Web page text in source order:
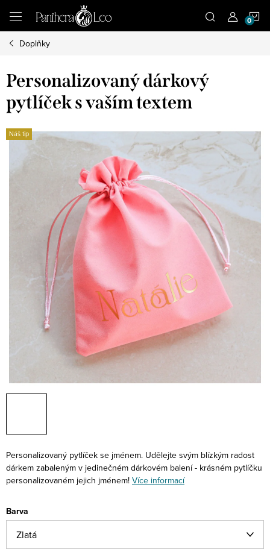
obsah
Doplňky
Personalizovaný dárkový
pytlíček s vaším textem
Náš tip
Personalizovaný pytlíček se jménem. Udělejte svým blízkým radost
dárkem zabaleným v jedinečném dárkovém balení - krásném pytlíčku
personalizovaném jejich jménem! Více informací
Barva